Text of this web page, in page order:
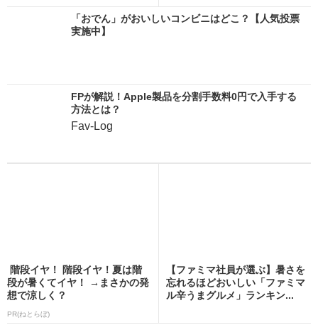
「おでん」がおいしいコンビニはどこ？【人気投票
実施中】
FPが解説！Apple製品を分割手数料0円で入手する
方法とは？
Fav-Log
階段イヤ！ 階段イヤ！夏は階
段が暑くてイヤ！ →まさかの発
想で涼しく？
PR(ねとらぼ)
【ファミマ社員が選ぶ】暑さを
忘れるほどおいしい「ファミマ
ル辛うまグルメ」ランキン...